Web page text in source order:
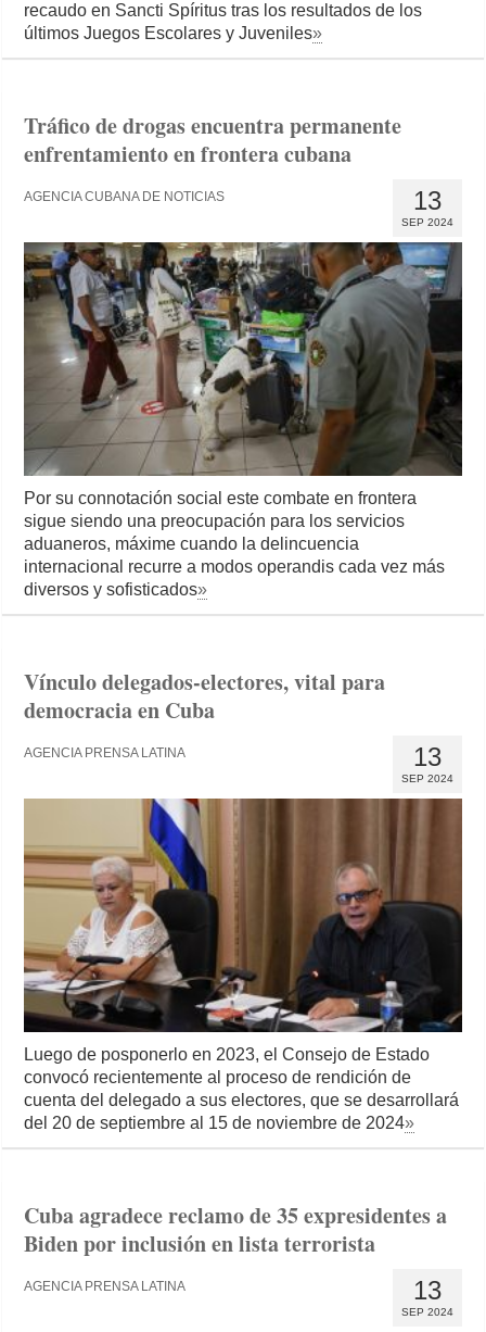
recaudo en Sancti Spíritus tras los resultados de los
últimos Juegos Escolares y Juveniles»
Tráfico de drogas encuentra permanente
enfrentamiento en frontera cubana
13
SEP 2024
AGENCIA CUBANA DE NOTICIAS
Por su connotación social este combate en frontera
sigue siendo una preocupación para los servicios
aduaneros, máxime cuando la delincuencia
internacional recurre a modos operandis cada vez más
diversos y sofisticados»
Vínculo delegados-electores, vital para
democracia en Cuba
13
SEP 2024
AGENCIA PRENSA LATINA
Luego de posponerlo en 2023, el Consejo de Estado
convocó recientemente al proceso de rendición de
cuenta del delegado a sus electores, que se desarrollará
del 20 de septiembre al 15 de noviembre de 2024»
Cuba agradece reclamo de 35 expresidentes a
Biden por inclusión en lista terrorista
13
SEP 2024
AGENCIA PRENSA LATINA